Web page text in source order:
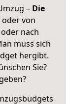
– Die
von
nach
muss sich
hergibt.
Sie?